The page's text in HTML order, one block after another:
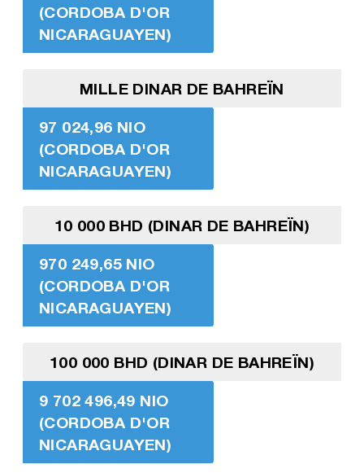
(CORDOBA D'OR
NICARAGUAYEN)
MILLE DINAR DE BAHREÏN
97 024,96 NIO
(CORDOBA D'OR
NICARAGUAYEN)
10 000 BHD (DINAR DE BAHREÏN)
970 249,65 NIO
(CORDOBA D'OR
NICARAGUAYEN)
100 000 BHD (DINAR DE BAHREÏN)
9 702 496,49 NIO
(CORDOBA D'OR
NICARAGUAYEN)